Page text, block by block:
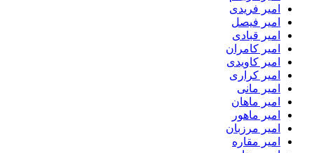
امیر فریدی
امیر فیصل
امیر قبادی
امیر کامران
امیر کاویدی
امیر کراری
امیر مانی
امیر ماهان
امیر ماهور
امیر مرزبان
امیر مقاره